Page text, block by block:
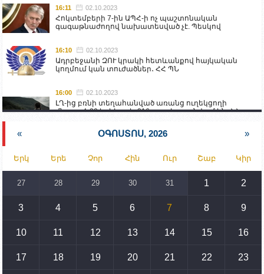
16:11 02.10.2023
Հոկտեմբերի 7-ին ԱՊՀ-ի ոչ պաշտոնական
գագաթնաժողով նախատեսված չէ. Պեսկով
16:10 02.10.2023
Ադրբեջանի ԶՈՒ կրակի հետևանքով հայկական
կողմում կան տուժածներ․ ՀՀ ՊՆ
16:00 02.10.2023
ԼՂ-ից բռնի տեղահանված առանց ուղեկցողի
մնացած 20 երեխա և 216 տարեց գտնվում են ՀՀ
նախարարության հոգածության ներքո
Իրանը կողմ է տարածաշրջանի համար շահավետ
տրանսպորտային հաղորդակցությունների
զարգացմանը, սակայն ոչ՝ միջազգային
սահմանների փոփոխությանը
15:10 02.10.2023
սպառնալիքները կասեցնելու համար. իսպանացի
պատգամավորը Գորիսում է
14:54 02.10.2023
« ՕԳՈՍՏՈՍ, 2026 »
Երկ Երե Չոր Հին Ուր Շաբ Կիր
27 28 29 30 31 1 2
3 4 5 6 7 8 9
10 11 12 13 14 15 16
17 18 19 20 21 22 23